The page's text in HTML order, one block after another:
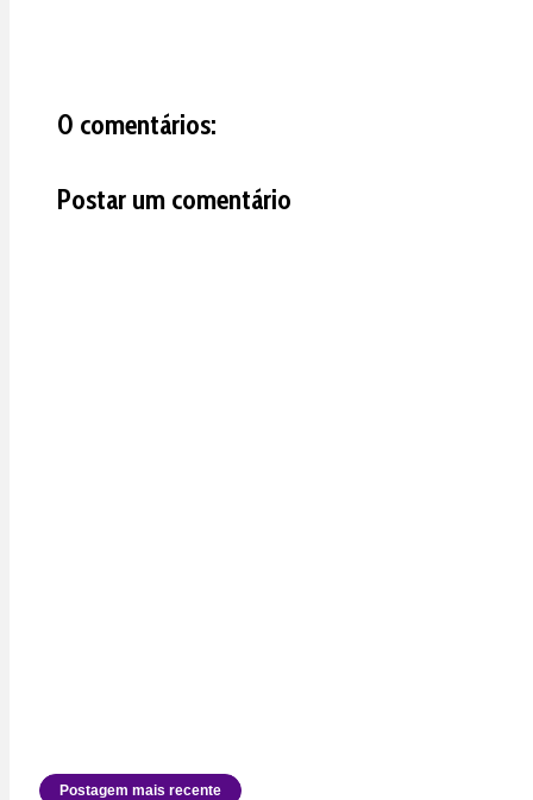
0 comentários:
Postar um comentário
Postagem mais recente